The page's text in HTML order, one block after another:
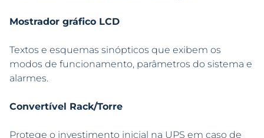
Mostrador gráfico LCD
Textos e esquemas sinópticos que exibem os
modos de funcionamento, parâmetros do sistema e
alarmes.
Convertível Rack/Torre
Protege o investimento inicial na UPS em caso de